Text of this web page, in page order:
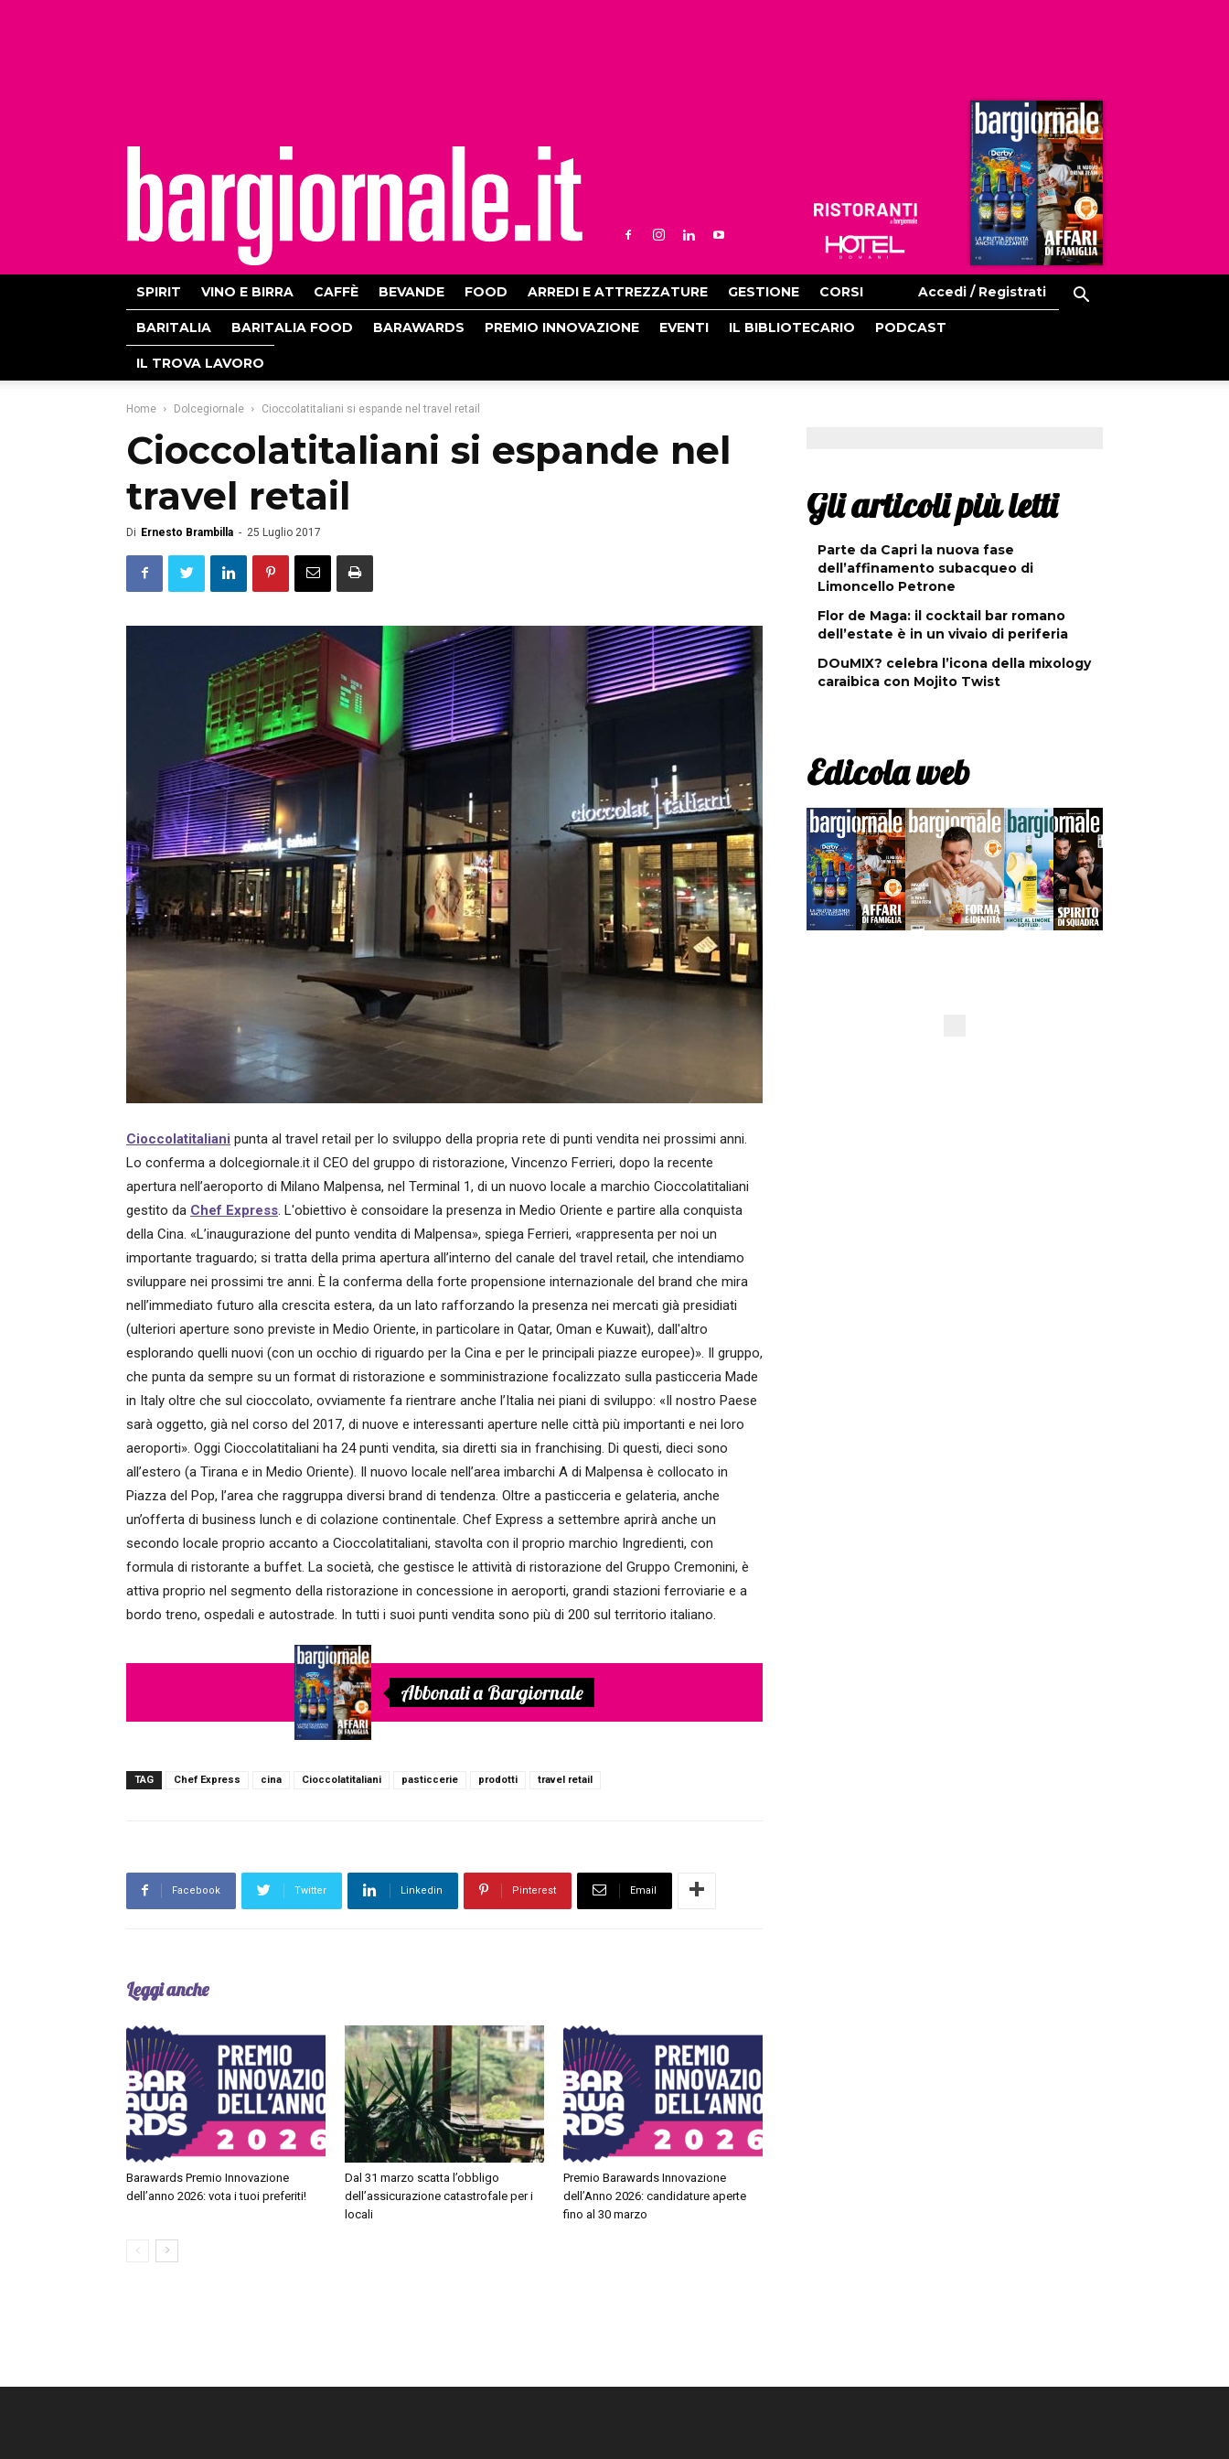
Ristoranti
Hoteldomani
SPIRIT VINO E BIRRA CAFFÈ BEVANDE FOOD ARREDI E ATTREZZATURE GESTIONE CORSI Accedi / Registrati
BARITALIA BARITALIA FOOD BARAWARDS PREMIO INNOVAZIONE EVENTI IL BIBLIOTECARIO PODCAST
IL TROVA LAVORO
Home Dolcegiornale Cioccolatitaliani si espande nel travel retail
Cioccolatitaliani si espande nel
travel retail
Di Ernesto Brambilla - 25 Luglio 2017
Cioccolatitaliani punta al travel retail per lo sviluppo della propria rete di punti vendita nei prossimi anni.
Lo conferma a dolcegiornale.it il CEO del gruppo di ristorazione, Vincenzo Ferrieri, dopo la recente
apertura nell’aeroporto di Milano Malpensa, nel Terminal 1, di un nuovo locale a marchio Cioccolatitaliani
gestito da Chef Express. L'obiettivo è consoidare la presenza in Medio Oriente e partire alla conquista
della Cina. «L’inaugurazione del punto vendita di Malpensa», spiega Ferrieri, «rappresenta per noi un
importante traguardo; si tratta della prima apertura all’interno del canale del travel retail, che intendiamo
sviluppare nei prossimi tre anni. È la conferma della forte propensione internazionale del brand che mira
nell’immediato futuro alla crescita estera, da un lato rafforzando la presenza nei mercati già presidiati
(ulteriori aperture sono previste in Medio Oriente, in particolare in Qatar, Oman e Kuwait), dall'altro
esplorando quelli nuovi (con un occhio di riguardo per la Cina e per le principali piazze europee)». Il gruppo,
che punta da sempre su un format di ristorazione e somministrazione focalizzato sulla pasticceria Made
in Italy oltre che sul cioccolato, ovviamente fa rientrare anche l’Italia nei piani di sviluppo: «Il nostro Paese
sarà oggetto, già nel corso del 2017, di nuove e interessanti aperture nelle città più importanti e nei loro
aeroporti». Oggi Cioccolatitaliani ha 24 punti vendita, sia diretti sia in franchising. Di questi, dieci sono
all’estero (a Tirana e in Medio Oriente). Il nuovo locale nell’area imbarchi A di Malpensa è collocato in
Piazza del Pop, l’area che raggruppa diversi brand di tendenza. Oltre a pasticceria e gelateria, anche
un’offerta di business lunch e di colazione continentale. Chef Express a settembre aprirà anche un
secondo locale proprio accanto a Cioccolatitaliani, stavolta con il proprio marchio Ingredienti, con
formula di ristorante a buffet. La società, che gestisce le attività di ristorazione del Gruppo Cremonini, è
attiva proprio nel segmento della ristorazione in concessione in aeroporti, grandi stazioni ferroviarie e a
bordo treno, ospedali e autostrade. In tutti i suoi punti vendita sono più di 200 sul territorio italiano.
Abbonati a Bargiornale
TAG Chef Express cina Cioccolatitaliani pasticcerie prodotti travel retail
Facebook Twitter Linkedin Pinterest Email
Leggi anche
Barawards Premio Innovazione
dell’anno 2026: vota i tuoi preferiti!
Dal 31 marzo scatta l’obbligo
dell’assicurazione catastrofale per i
locali
Premio Barawards Innovazione
dell’Anno 2026: candidature aperte
fino al 30 marzo
Gli articoli più letti
Parte da Capri la nuova fase
dell’affinamento subacqueo di
Limoncello Petrone
Flor de Maga: il cocktail bar romano
dell’estate è in un vivaio di periferia
DOuMIX? celebra l’icona della mixology
caraibica con Mojito Twist
Edicola web